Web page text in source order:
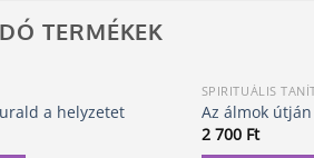
TERMÉKEK
a helyzetet
SPIRITUÁLIS
Az álmok útján
2 700 Ft